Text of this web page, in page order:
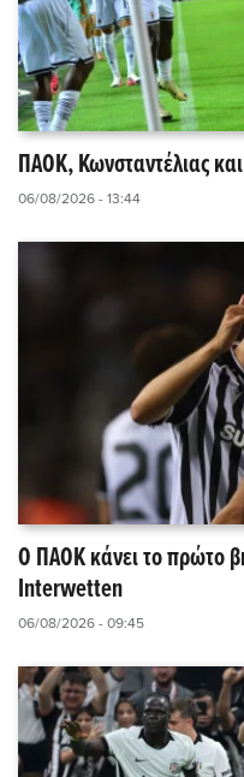
ΠΑΟΚ, Κωνσταντέλιας
06/08/2026 - 13:44
Ο ΠΑΟΚ κάνει το πρώτο
Interwetten
06/08/2026 - 09:45